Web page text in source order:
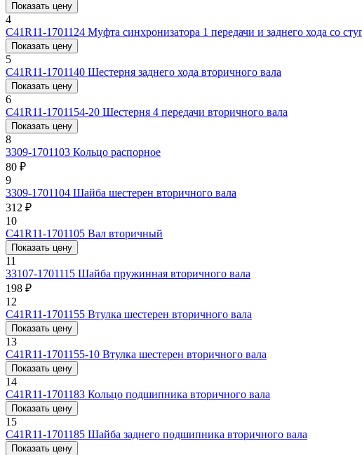
Показать цену
4
С41R11-1701124 Муфта синхронизатора 1 передачи и заднего хода со
Показать цену
5
С41R11-1701140 Шестерня заднего хода вторичного вала
Показать цену
6
С41R11-1701154-20 Шестерня 4 передачи вторичного вала
Показать цену
8
3309-1701103 Кольцо распорное
80 ₽
9
3309-1701104 Шайба шестерен вторичного вала
312 ₽
10
С41R11-1701105 Вал вторичный
Показать цену
11
33107-1701115 Шайба пружинная вторичного вала
198 ₽
12
С41R11-1701155 Втулка шестерен вторичного вала
Показать цену
13
С41R11-1701155-10 Втулка шестерен вторичного вала
Показать цену
14
C41R11-1701183 Кольцо подшипника вторичного вала
Показать цену
15
С41R11-1701185 Шайба заднего подшипника вторичного вала
Показать цену